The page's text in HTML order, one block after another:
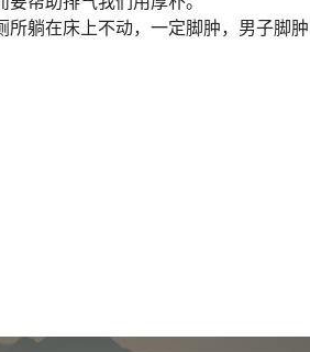
躺在床上不动，一定脚肿，男子脚肿